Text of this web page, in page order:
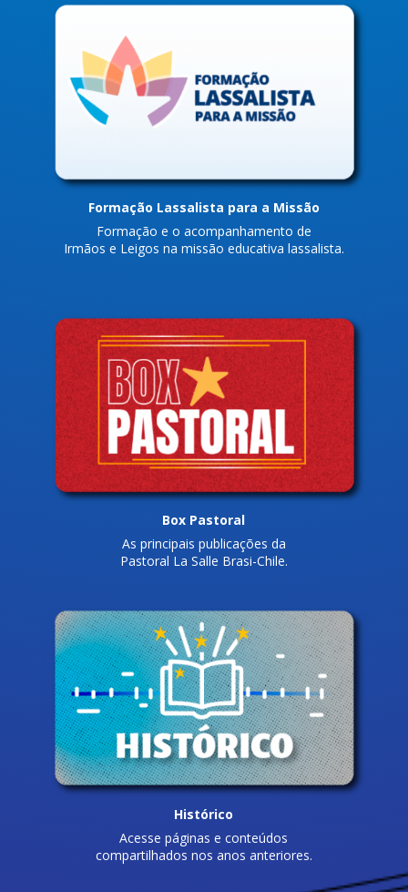
Formação Lassalista para a Missão
Formação e o acompanhamento de
Irmãos e Leigos na missão educativa lassalista.
Box Pastoral
As principais publicações da
Pastoral La Salle Brasi-Chile.
Histórico
Acesse páginas e conteúdos
compartilhados nos anos anteriores.